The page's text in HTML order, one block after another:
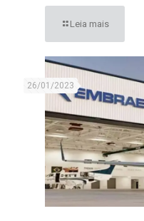
Leia mais
26/01/2023